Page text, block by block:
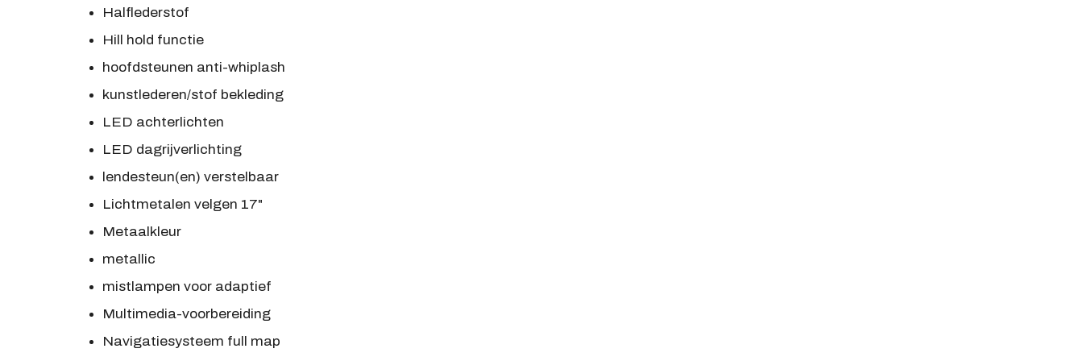
Halflederstof
Hill hold functie
hoofdsteunen anti-whiplash
kunstlederen/stof bekleding
LED achterlichten
LED dagrijverlichting
lendesteun(en) verstelbaar
Lichtmetalen velgen 17"
Metaalkleur
metallic
mistlampen voor adaptief
Multimedia-voorbereiding
Navigatiesysteem full map